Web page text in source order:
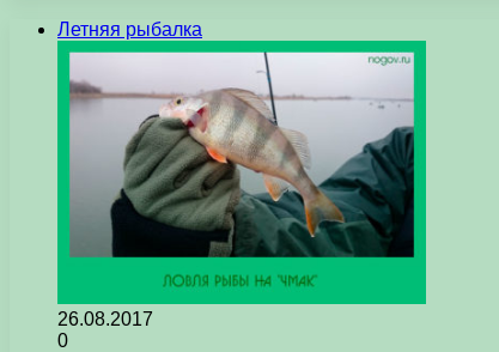
Летняя рыбалка
26.08.2017
0